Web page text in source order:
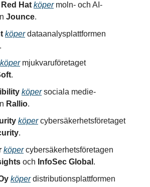
Red Hat köpermoln- och AI-
Jounce.
köperdataanalysplattformen
.
köpermjukvaruföretaget
.
köpersociala medie-
Rallio.
köpercybersäkerhetsföretaget
.
köpercybersäkerhetsföretagen
och InfoSec Global .
köperdistributionsplattformen